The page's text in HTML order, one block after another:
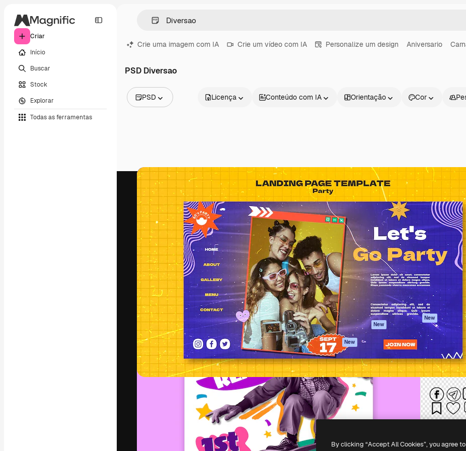
Criar
Início
Buscar
Stock
Explorar
Todas as ferramentas
Crie uma imagem com IA Crie um vídeo com IA Personalize um design Aniversario
PSD Diversao
PSD
Vídeos
Clipes de vídeo
Animações
Modelos de vídeos
Ícones
Modelos 3D
Fontes
Licença Conteúdo com IA Orientação Cor
A plataforma criativa para você direcionar
seu melhor trabalho. Mais de 1 milhão de
assinantes entre criativos, empresas,
agências e estúdios.
Português
Produtos
Spaces
Assistente de IA
Gerador de
imagens
Gerador de vídeos
Texto para voz
Conteúdo de stock
MCP para
Claude/ChatGPT
New
Agentes New
API
App móvel
Todas as
ferramentas
Começar
Academy
Documentação
Atendimento
Termos e
condições
Política de
privacidade
Originais New
Política de cookies
Central de
confiabilidade
Afiliados
Empresas
Copyright © 2010-2026Freepik Company S.L.U.Todos os direitos reservados.
By clicking “Accept All Cookies”, you agree